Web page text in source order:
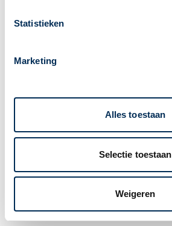
Statistieken
Marketing
Alles toestaan
Selectie toestaan
Weigeren